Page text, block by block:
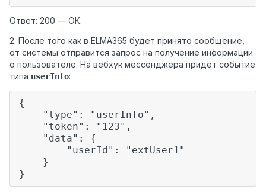
Ответ: 200 — ОК.
2. После того как в ELMA365 будет принято сообщение,
от системы отправится запрос на получение информации
о пользователе. На вебхук мессенджера придёт событие
типа userInfo:
{
"type": "userInfo",
"token": "123",
"data": {
"userId": "extUser1"
}
}